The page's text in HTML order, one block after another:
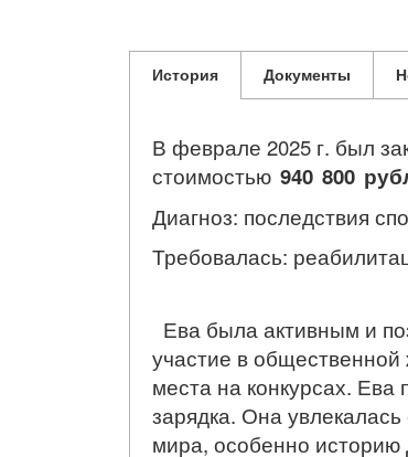
История Документы
В феврале 2025 г. был
стоимостью 940 800
Диагноз: последствия
Требовалась:
Ева была активным и
участие в
места на конкурсах.
зарядка. Она
мира, особенно историю